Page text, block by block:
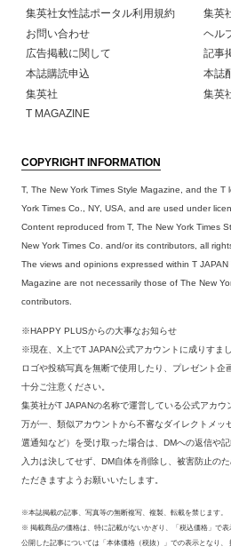
集英社女性誌ポータル利用規約
集英
お問い合わせ
ヘル
広告掲載に関して
記事
本誌購読申込
本誌
集英社
集英
T MAGAZINE
COPYRIGHT INFORMATION
T, The New York Times Style Magazine, and the T
York Times Co., NY, USA, and are used under
Content reproduced from T, The New York Times
New York Times Co. and/or its contributors, all
The views and opinions expressed within T JAPAN
Magazine are not necessarily those of The New
contributors.
※HAPPY PLUSからの大事なお知らせ
※現在、X上でT JAPAN公式アカウントに成りすま
ロゴや投稿写真を無断で使用したり、プレゼント企
十分ご注意ください。
集英社がT JAPANの名称で運営している公式アカウ
万が一、類似アカウントから不審なダイレクトメッ
選通知など）を受け取った場合は、DMへの返信や
入力は決してせず、DM自体を削除し、被害防止の
ただきますようお願いいたします。
※本誌掲載の記事、写真等の無断複写、複製、転載を禁じます。
※ 掲載商品の価格は、特に記載がないかぎり、「税込価格」で表
公開した記事については「本体価格（税抜）」での表示となり